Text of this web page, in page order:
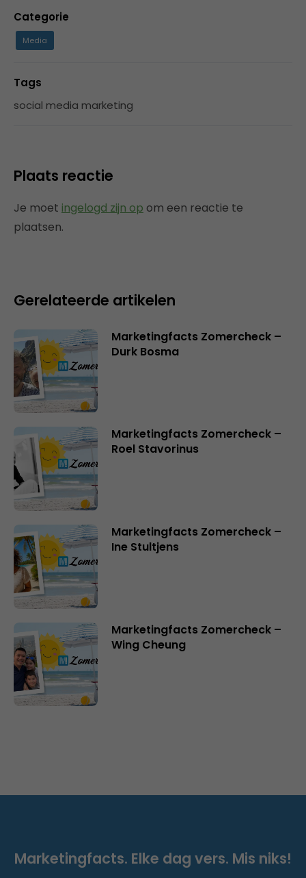
Categorie
Media
Tags
social media marketing
Plaats reactie
Je moet ingelogd zijn op om een reactie te
plaatsen.
Gerelateerde artikelen
Marketingfacts Zomercheck –
Durk Bosma
Marketingfacts Zomercheck –
Roel Stavorinus
Marketingfacts Zomercheck –
Ine Stultjens
Marketingfacts Zomercheck –
Wing Cheung
Marketingfacts. Elke dag vers. Mis niks!